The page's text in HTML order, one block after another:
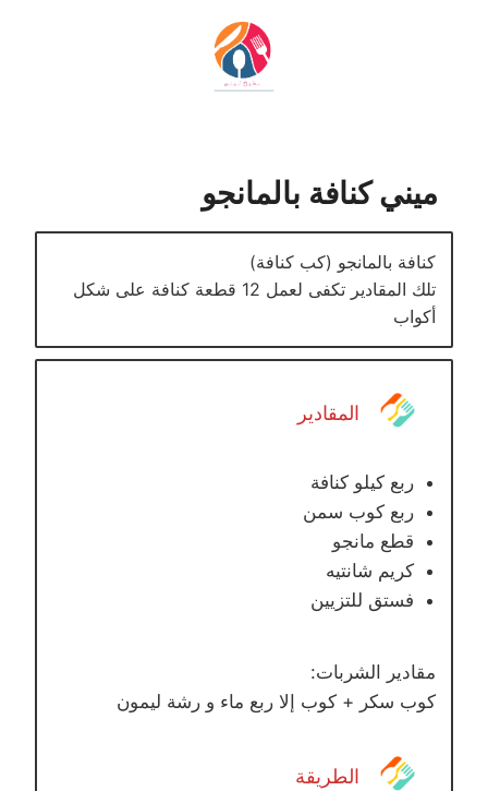
ميني كنافة بالمانجو
كنافة بالمانجو (كب كنافة)
تلك المقادير تكفى لعمل 12 قطعة كنافة على شكل
أكواب
المقادير
ربع كيلو كنافة
ربع كوب سمن
قطع مانجو
كريم شانتيه
فستق للتزيين
مقادير الشربات:
كوب سكر + كوب إلا ربع ماء و رشة ليمون
الطريقة